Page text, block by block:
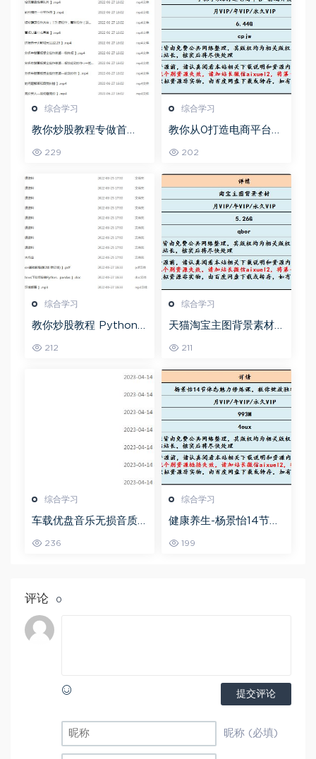
综合学习
教你炒股教程专做首
229
综合学习
教你从0打造电商平台前
资源打包下载
202
综合学习
教你炒股教程 Python
网盘资源打包下载
212
综合学习
天猫淘宝主图背景素材
源打包下载
211
综合学习
车载优盘音乐无损音质
网盘打包下载
236
综合学习
健康养生-杨景怡14节体
现东方美,百度网盘资源
199
评论 0
提交评论
昵称 (必填)